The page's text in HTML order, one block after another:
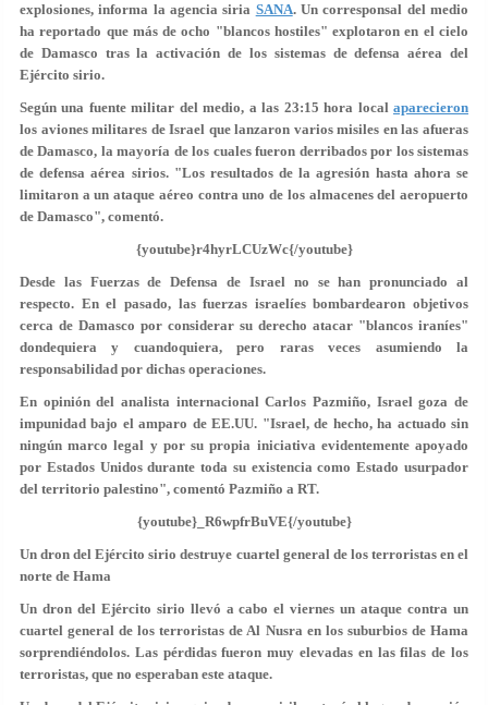
explosiones, informa la agencia siria SANA. Un corresponsal del medio
ha reportado que más de ocho "blancos hostiles" explotaron en el cielo
de Damasco tras la activación de los sistemas de defensa aérea del
Ejército sirio.
Según una fuente militar del medio, a las 23:15 hora local aparecieron
los aviones militares de Israel que lanzaron varios misiles en las afueras
de Damasco, la mayoría de los cuales fueron derribados por los sistemas
de defensa aérea sirios. "Los resultados de la agresión hasta ahora se
limitaron aun ataque aéreo contra uno de los almacenes del aeropuerto
de Damasco", comentó.
{youtube}r4hyrLCUzWc{/youtube}
Desde las Fuerzas de Defensa de Israel no se han pronunciado al
respecto. En el pasado, las fuerzas israelíes bombardearon objetivos
cerca de Damasco por considerar su derecho atacar "blancos iraníes"
dondequiera y cuandoquiera, pero raras veces asumiendo la
responsabilidad por dichas operaciones.
En opinión del analista internacional Carlos Pazmiño, Israel goza de
impunidad bajo el amparo de EE.UU. "Israel, de hecho, ha actuado sin
ningún marco legal y por su propia iniciativa evidentemente apoyado
por Estados Unidos durante toda su existencia como Estado usurpador
del territorio palestino", comentó Pazmiño a RT.
{youtube}_R6wpfrBuVE{/youtube}
Un dron del Ejército sirio destruye cuartel general de los terroristas en el
norte de Hama
Un dron del Ejército sirio llevó a cabo el viernes un ataque contra un
cuartel general de los terroristas de Al Nusra en los suburbios de Hama
sorprendiéndolos. Las pérdidas fueron muy elevadas en las filas de los
terroristas, que no esperaban este ataque.